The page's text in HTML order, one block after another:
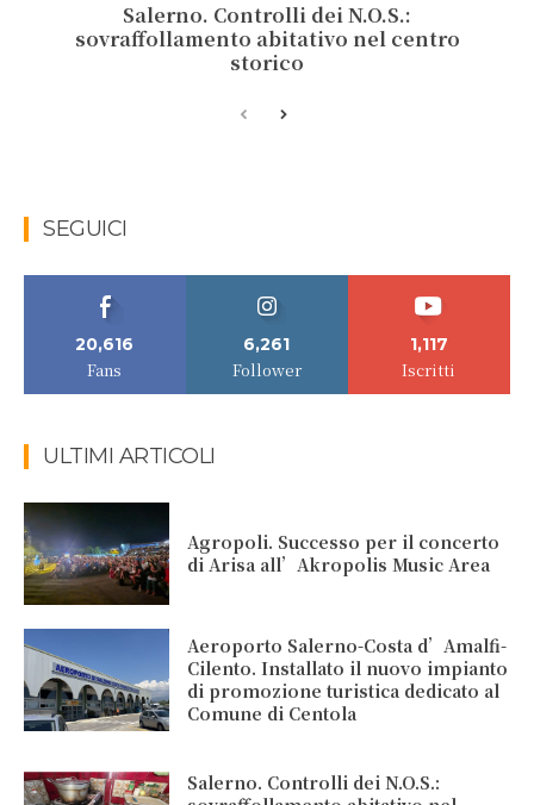
Salerno. Controlli dei N.O.S.:
sovraffollamento abitativo nel centro
storico
SEGUICI
20,616
Fans
6,261
Follower
1,117
Iscritti
ULTIMI ARTICOLI
Agropoli. Successo per il concerto
di Arisa all’Akropolis Music Area
Aeroporto Salerno-Costa d’Amalfi-
Cilento. Installato il nuovo impianto
di promozione turistica dedicato al
Comune di Centola
Salerno. Controlli dei N.O.S.: